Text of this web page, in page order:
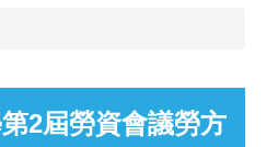
2屆勞資會議勞方